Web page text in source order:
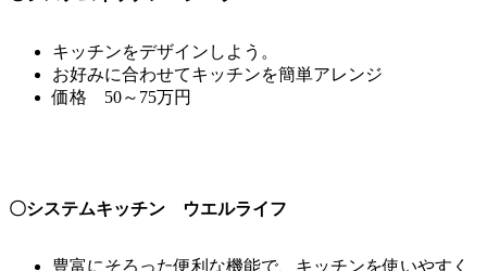
キッチンをデザインしよう。
お好みに合わせてキッチンを簡単アレンジ
価格 50～75万円
〇システムキッチン ウエルライフ
豊富にそろった便利な機能で、キッチンを使いやすく